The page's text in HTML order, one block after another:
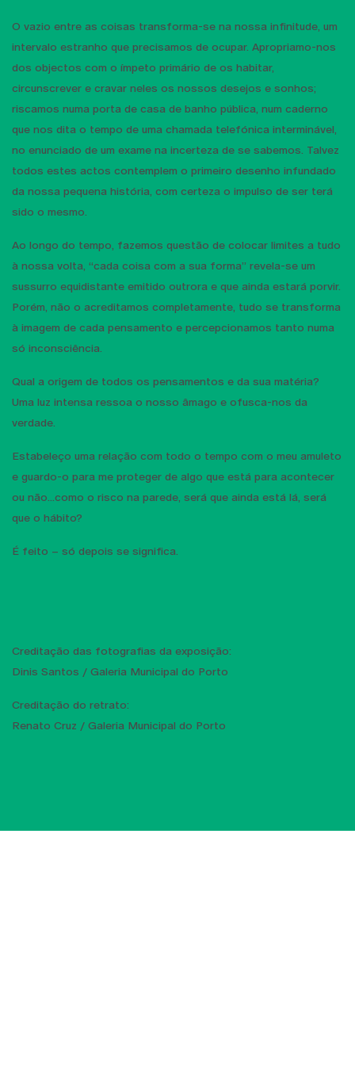
O vazio entre as coisas transforma-se na nossa infinitude, um
intervalo estranho que precisamos de ocupar. Apropriamo-nos
dos objectos com o ímpeto primário de os habitar,
circunscrever e cravar neles os nossos desejos e sonhos;
riscamos numa porta de casa de banho pública, num caderno
que nos dita o tempo de uma chamada telefónica interminável,
no enunciado de um exame na incerteza de se sabemos. Talvez
todos estes actos contemplem o primeiro desenho infundado
da nossa pequena história, com certeza o impulso de ser terá
sido o mesmo.
Ao longo do tempo, fazemos questão de colocar limites a tudo
à nossa volta, “cada coisa com a sua forma” revela-se um
sussurro equidistante emitido outrora e que ainda estará porvir.
Porém, não o acreditamos completamente, tudo se transforma
à imagem de cada pensamento e percepcionamos tanto numa
só inconsciência.
Qual a origem de todos os pensamentos e da sua matéria?
Uma luz intensa ressoa o nosso âmago e ofusca-nos da
verdade.
Estabeleço uma relação com todo o tempo com o meu amuleto
e guardo-o para me proteger de algo que está para acontecer
ou não...como o risco na parede, será que ainda está lá, será
que o hábito?
É feito – só depois se significa.
Creditação das fotografias da exposição:
Dinis Santos / Galeria Municipal do Porto
Creditação do retrato:
Renato Cruz / Galeria Municipal do Porto